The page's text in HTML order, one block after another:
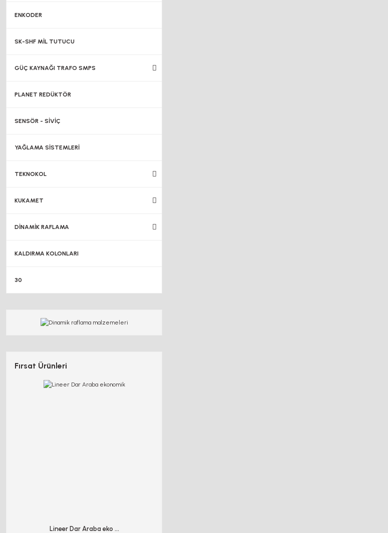
ENKODER
SK-SHF MİL TUTUCU
GÜÇ KAYNAĞI TRAFO SMPS
PLANET REDÜKTÖR
SENSÖR - SİVİÇ
YAĞLAMA SİSTEMLERİ
TEKNOKOL
KUKAMET
DİNAMİK RAFLAMA
KALDIRMA KOLONLARI
30
Fırsat Ürünleri
Lineer Dar Araba eko ...